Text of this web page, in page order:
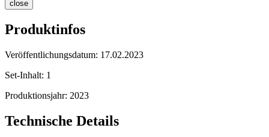
close
Produktinfos
Veröffentlichungsdatum: 17.02.2023
Set-Inhalt: 1
Produktionsjahr: 2023
Technische Details